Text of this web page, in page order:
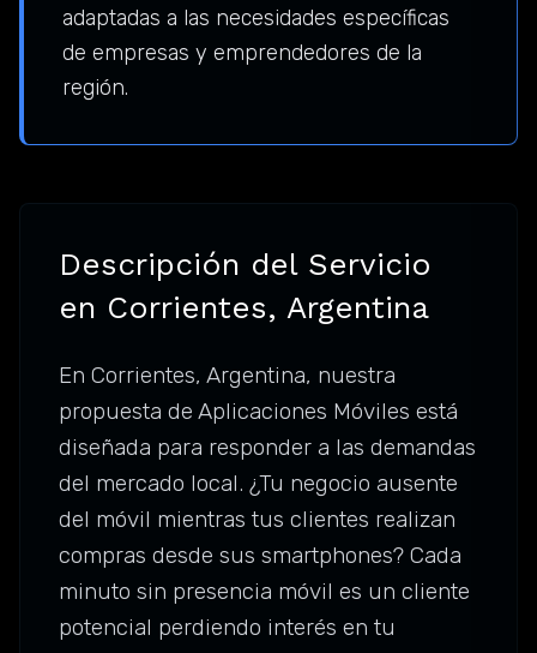
adaptadas a las necesidades específicas
de empresas y emprendedores de la
región.
Descripción del Servicio
en Corrientes, Argentina
En Corrientes, Argentina, nuestra
propuesta de Aplicaciones Móviles está
diseñada para responder a las demandas
del mercado local. ¿Tu negocio ausente
del móvil mientras tus clientes realizan
compras desde sus smartphones? Cada
minuto sin presencia móvil es un cliente
potencial perdiendo interés en tu